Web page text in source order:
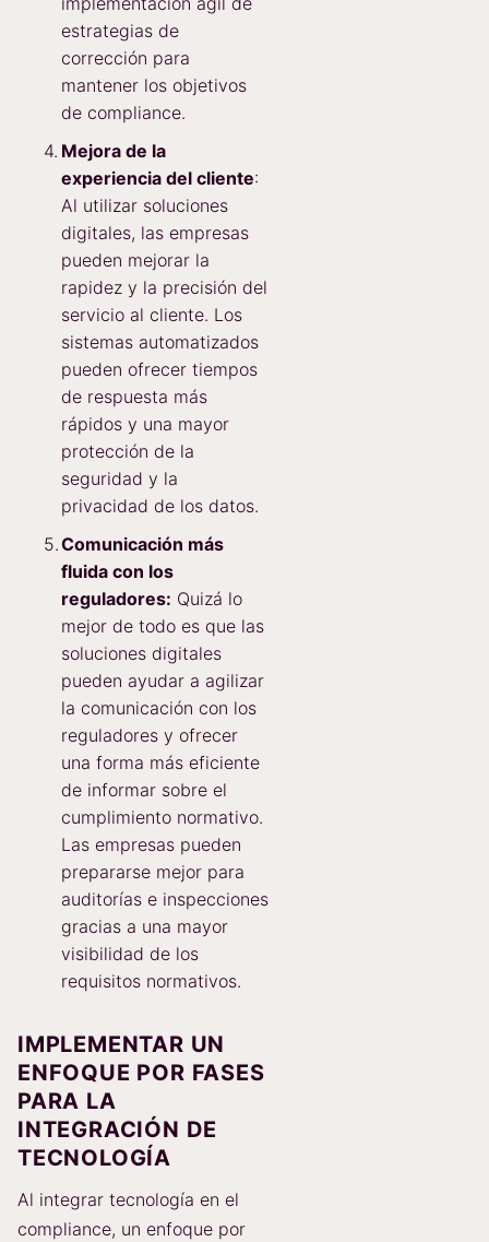
estrategias de
corrección para
mantener los objetivos
de compliance.
Mejora de la
experiencia del cliente:
Al utilizar soluciones
digitales, las empresas
pueden mejorar la
rapidez y la precisión del
servicio al cliente. Los
sistemas automatizados
pueden ofrecer tiempos
de respuesta más
rápidos y una mayor
protección de la
seguridad y la
privacidad de los datos.
Comunicación más
fluida con los
reguladores: Quizá lo
mejor de todo es que las
soluciones digitales
pueden ayudar a agilizar
la comunicación con los
reguladores y ofrecer
una forma más eficiente
de informar sobre el
cumplimiento normativo.
Las empresas pueden
prepararse mejor para
auditorías e inspecciones
gracias a una mayor
visibilidad de los
requisitos normativos.
IMPLEMENTAR UN
ENFOQUE POR FASES
PARA LA
INTEGRACIÓN DE
TECNOLOGÍA
Al integrar tecnología en el
compliance, un enfoque por